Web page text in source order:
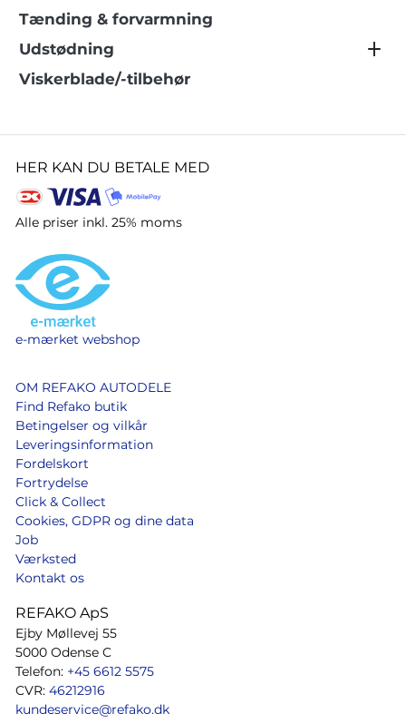
Tænding & forvarmning
Udstødning
Viskerblade/-tilbehør
HER KAN DU BETALE MED
Alle priser inkl. 25% moms
e-mærket webshop
OM REFAKO AUTODELE
Find Refako butik
Betingelser og vilkår
Leveringsinformation
Fordelskort
Fortrydelse
Click & Collect
Cookies, GDPR og dine data
Job
Værksted
Kontakt os
REFAKO ApS
Ejby Møllevej 55
5000 Odense C
Telefon: +45 6612 5575
CVR: 46212916
kundeservice@refako.dk